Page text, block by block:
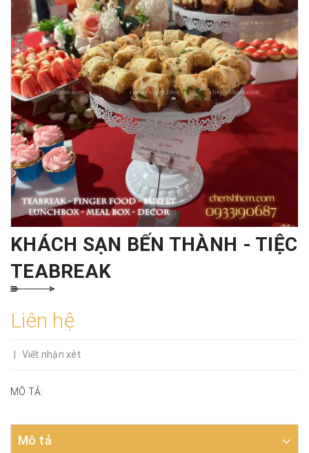
KHÁCH SẠN BẾN THÀNH - TIỆC
TEABREAK
Liên hệ
Viết nhận xét
MÔ TẢ:
Mô tả